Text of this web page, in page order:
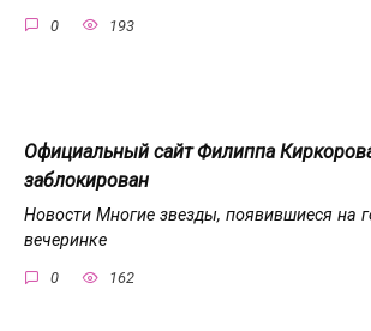
0 193
Официальный сайт Филиппа
заблокирован
Новости Многие звезды, появившиеся на
вечеринке
0 162